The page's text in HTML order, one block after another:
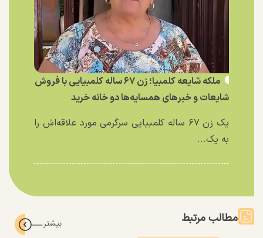
ملکه شایعه کلمبیا؛ زن ۶۷ ساله کلمبیایی با فروش
شایعات و خبر‌های همسایه‌ها دو خانه خرید
یک زن ۶۷ ساله کلمبیایی سرگرمی مورد علاقه‌اش را
به یک...
مطالب مرتبط